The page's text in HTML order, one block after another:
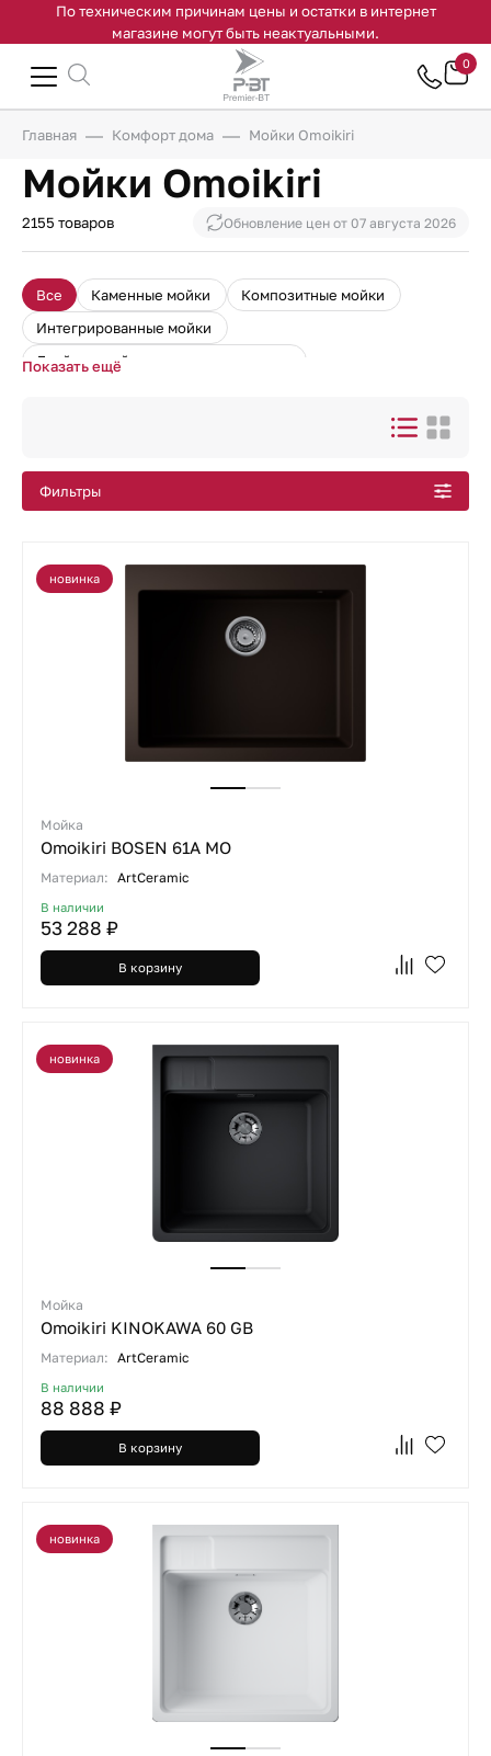
По техническим причинам цены и остатки в интернет
магазине могут быть неактуальными.
0
Главная Комфорт дома Мойки Omoikiri
Мойки Omoikiri
2155 товаров Обновление цен от 07 августа 2026
Все Каменные мойки
Композитные мойки
Интегрированные мойки
Двойные мойки нержавеющая сталь
Мойки из натурального камня
Показать ещё
новинка
Мойка
Omoikiri BOSEN 61A MO
Материал: ArtCeramic
В наличии
53 288 ₽
В корзину
новинка
Мойка
Omoikiri KINOKAWA 60 GB
Материал: ArtCeramic
В наличии
88 888 ₽
В корзину
новинка
Фильтры